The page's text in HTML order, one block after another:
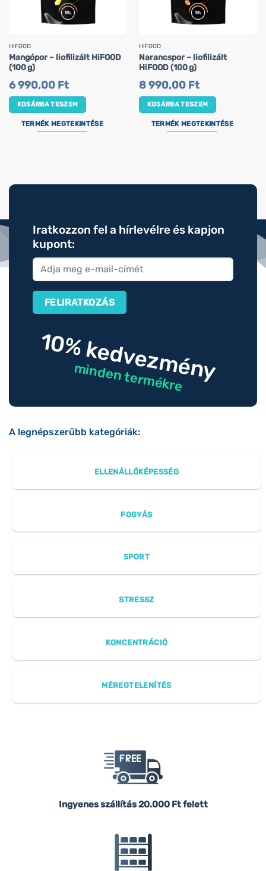
HIFOOD
Mangópor – liofilizált HiFOOD
(100 g)
6 990,00 Ft
KOSÁRBA TESZEM
TERMÉK MEGTEKINTÉSE
HIFOOD
Narancspor – liofilizált
HiFOOD (100 g)
8 990,00 Ft
KOSÁRBA TESZEM
TERMÉK MEGTEKINTÉSE
Iratkozzon fel a hírlevélre és kapjon
kupont:
10% kedvezmény
minden termékre
A legnépszerűbb kategóriák:
ELLENÁLLÓKÉPESSÉG
FOGYÁS
SPORT
STRESSZ
KONCENTRÁCIÓ
MÉREGTELENÍTÉS
Ingyenes szállítás20.000 Ft felett